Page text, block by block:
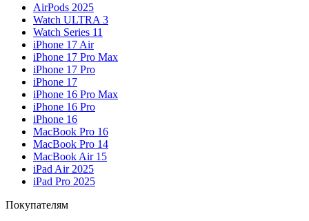
AirPods 2025
Watch ULTRA 3
Watch Series 11
iPhone 17 Air
iPhone 17 Pro Max
iPhone 17 Pro
iPhone 17
iPhone 16 Pro Max
iPhone 16 Pro
iPhone 16
MacBook Pro 16
MacBook Pro 14
MacBook Air 15
iPad Air 2025
iPad Pro 2025
Покупателям